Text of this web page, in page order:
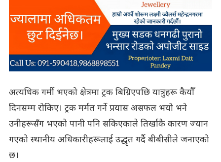
अत्यधिक गर्मी भएको क्षेत्रमा ट्रक बिग्रिएपछि यात्रुहरू कैयौँ
दिनसम्म रोकिए। ट्रक मर्मत गर्ने प्रयास असफल भयो भने
उनीहरूसँग भएको पानी पनि सकिएकाले तिर्खाकै कारण ज्यान
गएको स्थानीय अधिकारीहरूलाई उद्धृत गर्दै बीबीसीले जनाएको
छ।